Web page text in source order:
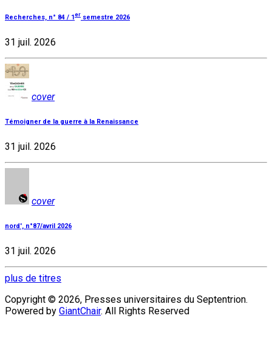
Recherches, n° 84 / 1er semestre 2026
31 juil. 2026
cover
Témoigner de la guerre à la Renaissance
31 juil. 2026
cover
nord', n°87/avril 2026
31 juil. 2026
plus de titres
Copyright © 2026, Presses universitaires du Septentrion.
Powered by GiantChair. All Rights Reserved